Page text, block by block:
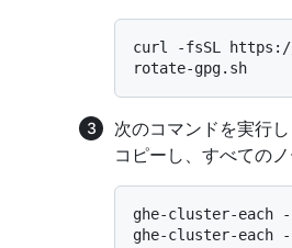
curl -fsSL https://
次のコマンドを実行し
コピーし、すべての
ghe-cluster-each
ghe-cluster-each